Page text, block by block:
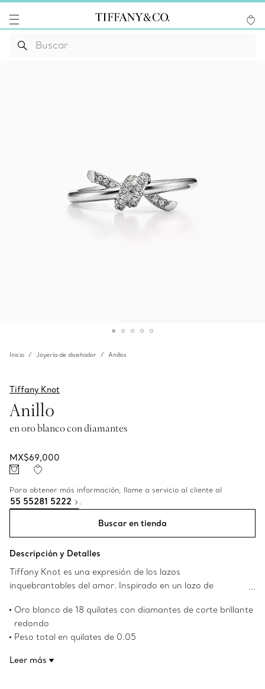
Inicio Joyería de diseñador Anillos
Tiffany Knot
Anillo
en oro blanco con diamantes
MX$69,000
Para obtener más información, llame a servicio al cliente al
55 55281 5222 .
Buscar en tienda
Descripción y Detalles
Tiffany Knot es una expresión de los lazos
inquebrantables del amor. Inspirado en un lazo de
conexiones más significativas y los vínculos más
duraderos de la vida. Este anillo está hecho con oro
blanco y pulido a mano para maximizar su brillo. Cada
Oro blanco de 18 quilates con diamantes de corte brillante
redondo
Peso total en quilates de 0.05
Nuestro oro blanco de 18 quilates está chapado en rodio
Leer más